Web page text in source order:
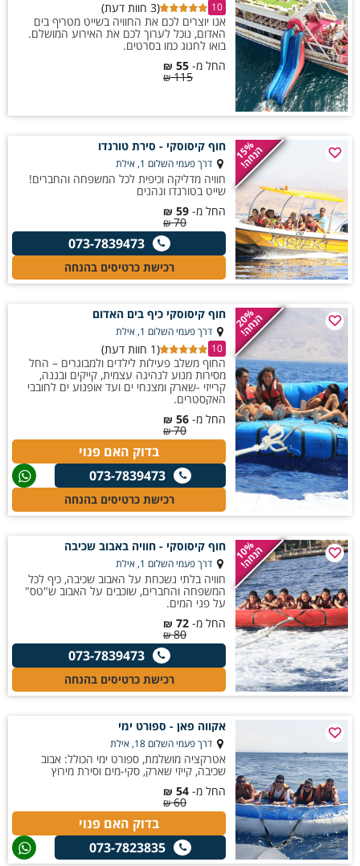
10
(3 חוות דעת)
אנו יוצרים לכם את החוויה בשייט מטריף בים
האדום, נוכל לערוך לכם את האירוע המושלם.
בואו לחגוג כמו בסרטים.
החל מ- 55
₪
115
₪
15%
הנחה! חוף קיסוסקי - סירת טורנדו
דרך פעמי השלום 1, אילת
חוויה מדליקה וכיפית לכל המשפחה והחברים!
שייט בטורנדו ונהנים
החל מ- 59
₪
70
₪
073-7839473
רכישת כרטיסים בהנחה
20%
הנחה! חוף קיסוסקי כיף בים האדום
דרך פעמי השלום 1, אילת
10
(1 חוות דעת)
החוף משלב פעילות לילדים ולמבוגרים – החל
מסירות מנוע לנהיגה עצמית, קייקים ובננה,
קרייזי -שארק ומצנחי ים ועד אופנוע ים לחובבי
האקסטרים.
החל מ- 56
₪
70
₪
בדוק האם פנוי
073-7839473
רכישת כרטיסים בהנחה
10%
הנחה! חוף קיסוסקי - חוויה באבוב שכיבה
דרך פעמי השלום 1, אילת
חוויה בלתי נשכחת על האבוב שכיבה, כיף לכל
המשפחה והחברים, שוכבים על האבוב ש"טס"
על פני המים.
החל מ- 72
₪
80
₪
073-7839473
רכישת כרטיסים בהנחה
אקווה פאן - ספורט ימי
דרך פעמי השלום 18, אילת
אטרקציה מושלמת, ספורט ימי הכולל: אבוב
שכיבה, קייזי שארק, סקי-מים וסירת מירוץ
החל מ- 54
₪
60
₪
בדוק האם פנוי
073-7823835